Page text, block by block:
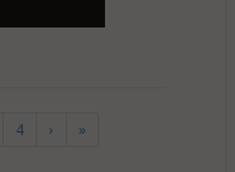
4 › »